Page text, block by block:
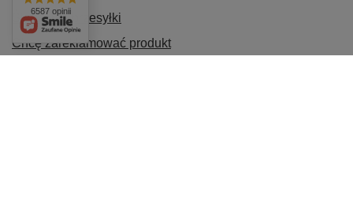
Śledzenie przesyłki
Chcę zareklamować produkt
6587 opinii